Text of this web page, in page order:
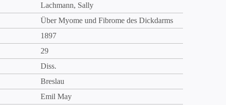
Lachmann, Sally
Über Myome und Fibrome des Dickdarms
1897
29
Diss.
Breslau
Emil May